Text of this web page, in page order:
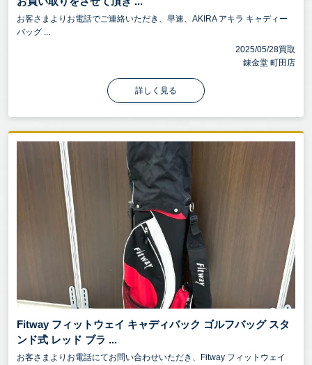
お客さまよりお電話でご連絡いただき、早速、AKIRA アキラ キャディー
バッグ ...
2025/05/28買取
錬金堂 町田店
詳しく見る
Fitway フィットウェイ キャディバック ゴルフバッグ スタ
ンド式 レッド ブラ ...
お客さまよりお電話にてお問い合わせいただき、Fitway フィットウェイ